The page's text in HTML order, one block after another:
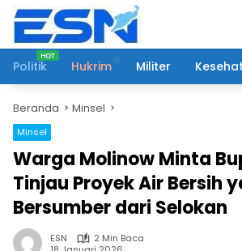
Langsung
konten
Politik
Hukrim Militer
Beranda Minsel
Minsel
Warga Molinow Minta
Tinjau Proyek Air Bersih
Bersumber dari Selokan
ESN
2 Min Baca